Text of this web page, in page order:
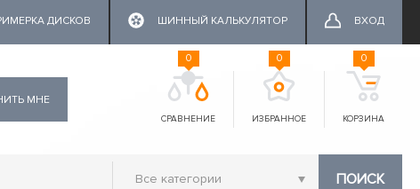
ДИСКОВ ШИННЫЙ КАЛЬКУЛЯТОР ВХОД
МНЕ
СРАВНЕНИЕ
0
ИЗБРАННОЕ
0
КОРЗИНА
0
ПОИСК